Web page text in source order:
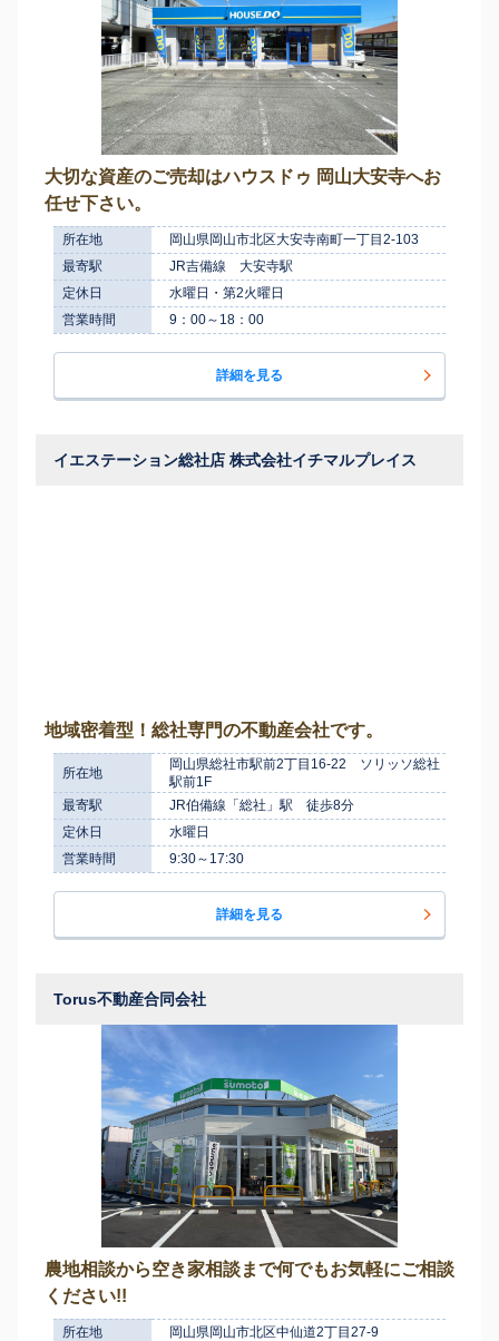
大切な資産のご売却はハウスドゥ 岡山大安寺へお
任せ下さい。
所在地
岡山県岡山市北区大安寺南町一丁目2-103
最寄駅
JR吉備線 大安寺駅
定休日
水曜日・第2火曜日
営業時間
9：00～18：00
詳細を見る
イエステーション総社店 株式会社イチマルプレイス
地域密着型！総社専門の不動産会社です。
所在地
岡山県総社市駅前2丁目16-22 ソリッソ総社
駅前1F
最寄駅
JR伯備線「総社」駅 徒歩8分
定休日
水曜日
営業時間
9:30～17:30
詳細を見る
Torus不動産合同会社
農地相談から空き家相談まで何でもお気軽にご相談
ください!!
所在地
岡山県岡山市北区中仙道2丁目27-9